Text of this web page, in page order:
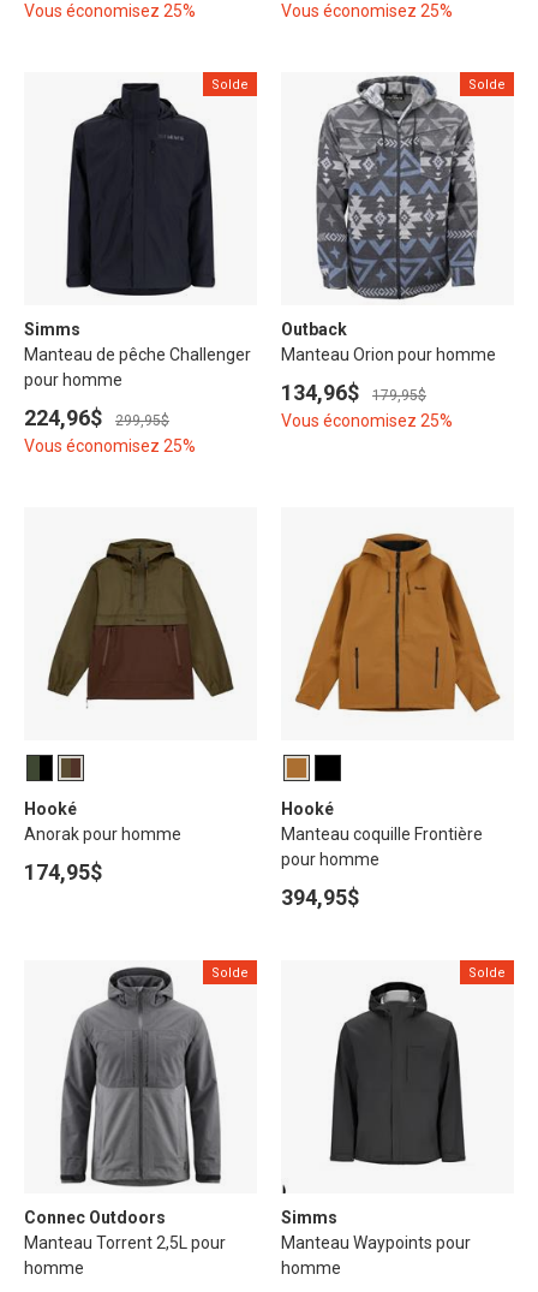
Vous économisez 25% Vous économisez 25%
Solde
Simms
Manteau de pêche Challenger
pour homme
224,96$ 299,95$
Vous économisez 25%
Solde
Outback
Manteau Orion pour homme
134,96$ 179,95$
Vous économisez 25%
Hooké
Anorak pour homme
174,95$
Hooké
Manteau coquille Frontière
pour homme
394,95$
Solde
Connec Outdoors
Manteau Torrent 2,5L pour
homme
Solde
Simms
Manteau Waypoints pour
homme